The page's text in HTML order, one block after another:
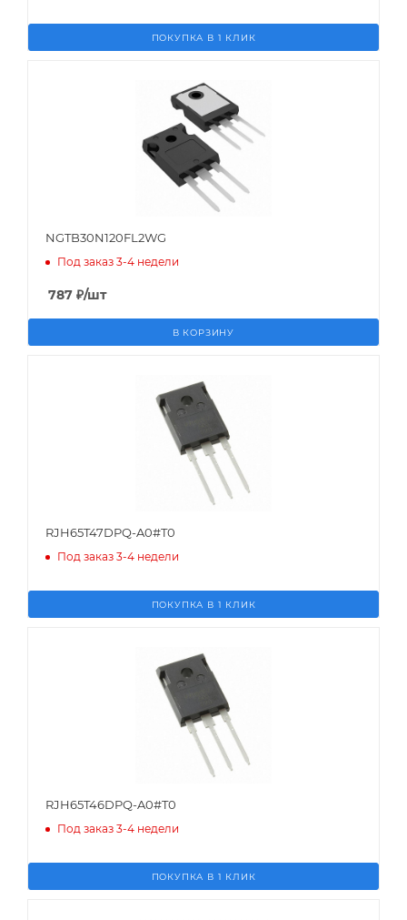
ПОКУПКА В 1 КЛИК
NGTB30N120FL2WG
Под заказ 3-4 недели
787 ₽/шт
В КОРЗИНУ
RJH65T47DPQ-A0#T0
Под заказ 3-4 недели
ПОКУПКА В 1 КЛИК
RJH65T46DPQ-A0#T0
Под заказ 3-4 недели
ПОКУПКА В 1 КЛИК